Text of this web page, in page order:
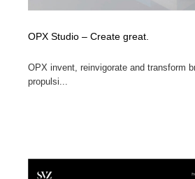
OPX Studio – Create great.
OPX invent, reinvigorate and transform
propulsi...